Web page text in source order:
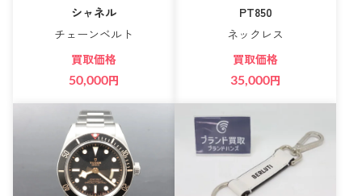
シャネル
チェーンベルト
買取価格
50,000円
PT850
ネックレス
買取価格
35,000円